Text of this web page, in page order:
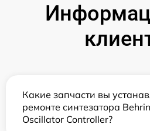
Какие запчасти вы
ремонте синтезатора
Oscillator Controller?